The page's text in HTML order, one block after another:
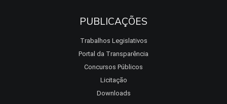
PUBLICAÇÕES
Trabalhos Legislativos
Portal da Transparência
Concursos Públicos
Licitação
Downloads